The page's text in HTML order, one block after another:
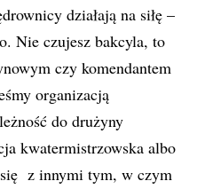
działają na siłę –
Nie czujesz bakcyla, to
czy komendantem
organizacją
do drużyny
kwatermistrzowska albo
z innymi tym, w czym